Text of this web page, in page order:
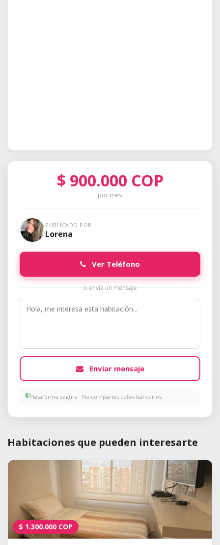
$ 900.000 COP
por mes
PUBLICADO POR
Lorena
Ver Teléfono
o envía un mensaje
Enviar mensaje
Plataforma segura · No compartas datos bancarios
Habitaciones que pueden interesarte
$ 1.300.000 COP